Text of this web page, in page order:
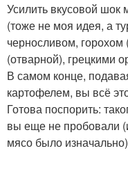
Усилить вкусовой
(тоже не моя идея, а
черносливом,
(отварной), грецкими
В самом конце,
картофелем, вы всё
Готова поспорить:
вы еще не пробовали
мясо было